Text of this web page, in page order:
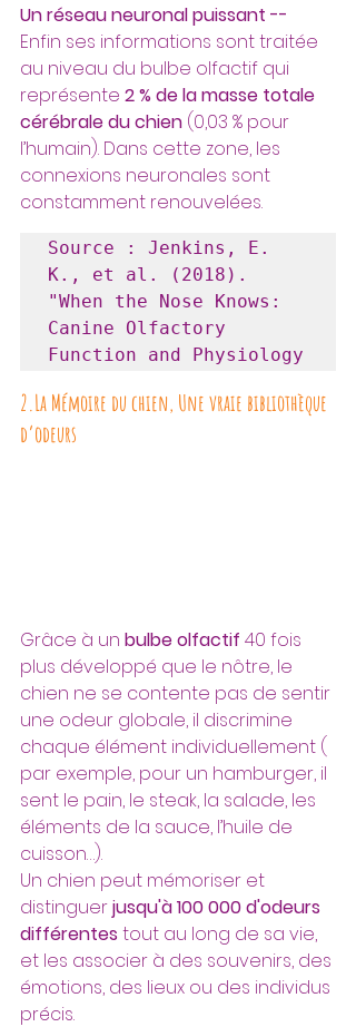
Un réseau neuronal puissant --
Enfin ses informations sont traitée
au niveau du bulbe olfactif qui
représente 2 % de la masse totale
cérébrale du chien (0,03 % pour
l’humain). Dans cette zone, les
connexions neuronales sont
constamment renouvelées.
Source : Jenkins, E.
K., et al. (2018).
"When the Nose Knows:
Canine Olfactory
Function and Physiology
2.La Mémoire du chien, Une vraie bibliothèque
d’odeurs
Grâce à un bulbe olfactif 40 fois
plus développé que le nôtre, le
chien ne se contente pas de sentir
une odeur globale, il discrimine
chaque élément individuellement (
par exemple, pour un hamburger, il
sent le pain, le steak, la salade, les
éléments de la sauce, l’huile de
cuisson…).
Un chien peut mémoriser et
distinguer jusqu'à 100 000 d'odeurs
différentes tout au long de sa vie,
et les associer à des souvenirs, des
émotions, des lieux ou des individus
précis.